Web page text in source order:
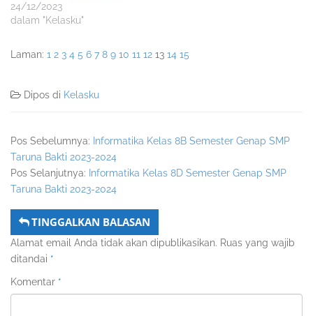
24/12/2023
dalam "Kelasku"
Laman: 1 2 3 4 5 6 7 8 9 10 11 12 13 14 15
Dipos di Kelasku
Pos Sebelumnya: Informatika Kelas 8B Semester Genap SMP
Taruna Bakti 2023-2024
Pos Selanjutnya: Informatika Kelas 8D Semester Genap SMP
Taruna Bakti 2023-2024
TINGGALKAN BALASAN
Alamat email Anda tidak akan dipublikasikan. Ruas yang wajib
ditandai *
Komentar *